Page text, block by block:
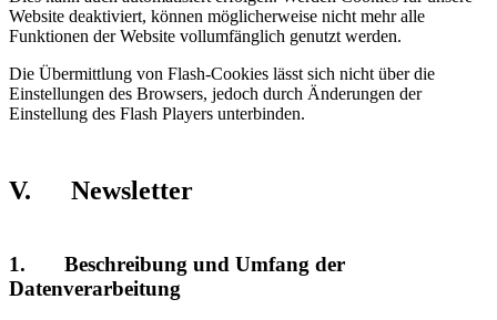
Website deaktiviert, können möglicherweise nicht mehr alle
Funktionen der Website vollumfänglich genutzt werden.
Die Übermittlung von Flash-Cookies lässt sich nicht über die
Einstellungen des Browsers, jedoch durch Änderungen der
Einstellung des Flash Players unterbinden.
V. Newsletter
1. Beschreibung und Umfang der
Datenverarbeitung